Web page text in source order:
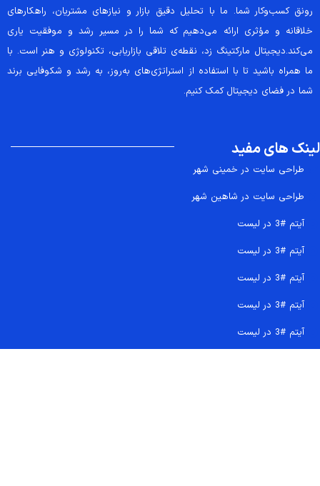
رونق کسب‌وکار شما. ما با تحلیل دقیق بازار و نیازهای مشتریان، راهکارهای
خلاقانه و مؤثری ارائه می‌دهیم که شما را در مسیر رشد و موفقیت یاری
می‌کند.دیجیتال مارکتینگ زد، نقطه‌ی تلاقی بازاریابی، تکنولوژی و هنر است. با
ما همراه باشید تا با استفاده از استراتژی‌های به‌روز، به رشد و شکوفایی برند
شما در فضای دیجیتال کمک کنیم.
لینک های مفید
طراحی سایت در خمینی شهر
طراحی سایت در شاهین شهر
آیتم #3 در لیست
آیتم #3 در لیست
آیتم #3 در لیست
آیتم #3 در لیست
آیتم #3 در لیست